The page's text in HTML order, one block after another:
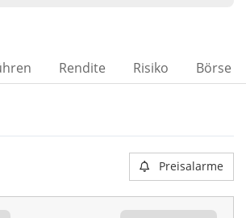
Rendite Risiko Börse
Preisalarme